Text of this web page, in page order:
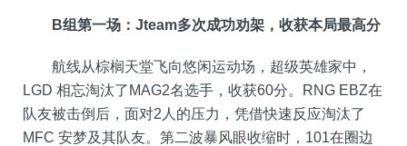
B组第一场： Jteam多次成功劝架，收获本局最高分
航线从棕榈天堂飞向悠闲运动场，超级英雄家中，
LGD 相忘淘汰了MAG2名选手，收获60分。RNG EBZ在
队友被击倒后，面对2人的压力，凭借快速反应淘汰了
MFC 安梦及其队友。第二波暴风眼收缩时，101在圈边